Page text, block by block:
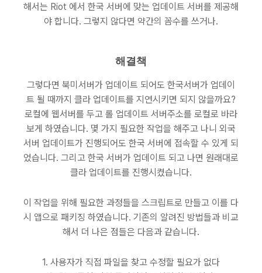
해서는 Riot 에서 한국 서버에 맞는 업데이트 서버를 제공해
야 합니다. 그렇지 않다면 약간의 꼼수를 쓰거나.
해결책
그렇다면 북미서버가 업데이트 되어도 한국서버가 업데이
트 될 때까지 클라 업데이트를 지연시키면 되지 않을까요?
로컬에 웹서버를 두고 롤 업데이트 서버주소를 로컬로 바라
보게 하였습니다. 몇 가지 필요한 작업을 해주고 나니 외국
서버 업데이트가 진행되어도 한국 서버에 접속할 수 있게 되
었습니다. 그리고 한국 서버가 업데이트 되고 나면 원래대로
클라 업데이트를 진행시켰습니다.
이 작업을 위해 필요한 과정들을 스크립트로 만들고 이를 다
시 앱으로 패키징 하였습니다. 기존의 알려진 방법들과 비교
해서 더 나은 점들은 다음과 같습니다.
1. 사용자가 직접 파일을 찾고 수정할 필요가 없다